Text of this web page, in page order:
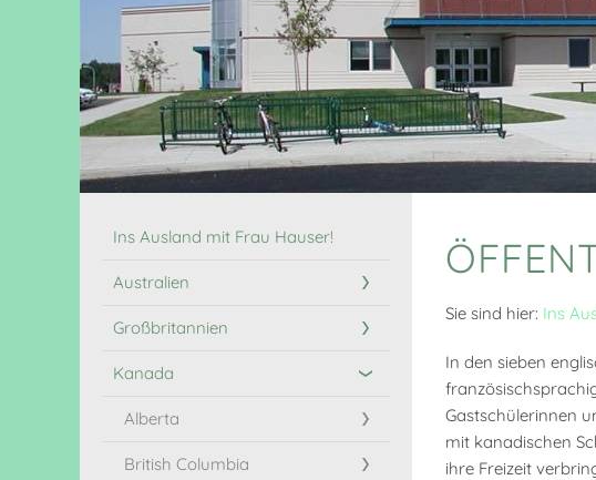
Ins Ausland mit Frau Hauser!
Australien
Großbritannien
Kanada
Alberta
British Columbia
Sie sind hier: Ins
In den sieben
Gastschülerinnen
mit kanadischen
ihre Freizeit